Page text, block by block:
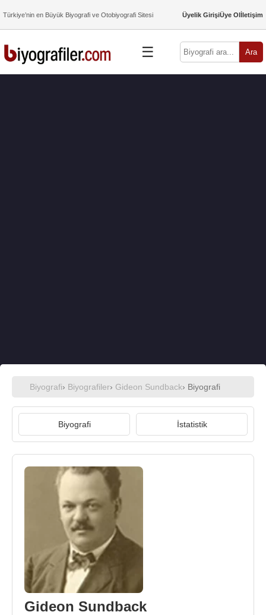
Türkiye’nin en Büyük Biyografi ve Otobiyografi Sitesi Üyelik GirişiÜye Olİletişim
☰ Ara
Biyografi› Biyografiler› Gideon Sundback› Biyografi
Biyografi İstatistik
Gideon Sundback